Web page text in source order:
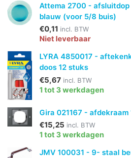
Attema 2700 - afsluitdop
blauw (voor 5/8 buis)
€0,11 incl. BTW
Niet leverbaar
LYRA 4850017 -
doos 12 stuks
€5,67 incl. BTW
1 tot 3 werkdagen
Gira 021167 -
€15,25 incl. BTW
1 tot 3 werkdagen
JMV 100031 - 9- staal